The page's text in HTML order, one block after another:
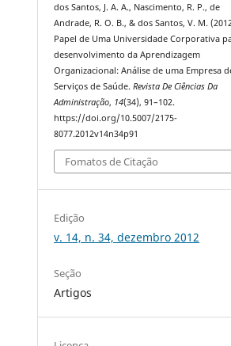
dos Santos, J. A. A., Nascimento, R. P., de
Andrade, R. O. B., & dos Santos, V. M.
Papel de Uma Universidade Corporativa
desenvolvimento da Aprendizagem
Organizacional: Análise de uma Empresa
Serviços de Saúde.Revista De Ciências Da
Administração, 14(34), 91–102.
https://doi.org/10.5007/2175-
8077.2012v14n34p91
Fomatos de Citação
Edição
v. 14, n. 34, dezembro 2012
Seção
Artigos